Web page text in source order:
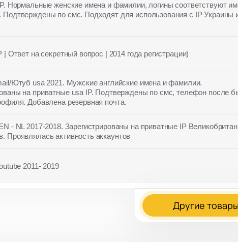
Нормальные женские имена и фамилии, логины соответствуют
по смс. Подходят для использования с IP Украины
| Ответ на секретный вопрос | 2014 года регистрации)
Ютуб usa 2021. Мужские английские имена и фамилии.
на приватные usa IP. Подтверждены по смс, телефон после
Добавлена резервная почта.
- NL 2017-2018. Зарегистрированы на приватные IP
Проявлялась активность аккаунтов
2011- 2019
Другие товары